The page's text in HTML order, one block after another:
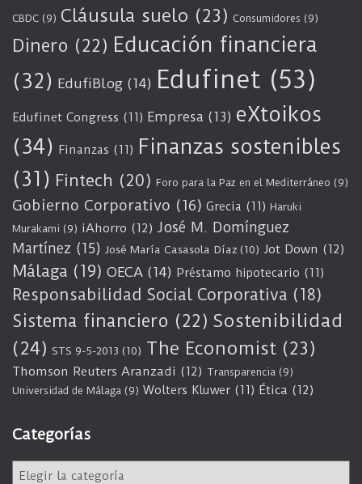
CBDC (9) Cláusula suelo (23) Consumidores (9)
Dinero (22) Educación financiera
(32) EdufiBlog (14) Edufinet (53)
Edufinet Congress (11) Empresa (13) eXtoikos
(34) Finanzas (11) Finanzas sostenibles
(31) Fintech (20) Foro para la Paz en el Mediterráneo (9)
Gobierno Corporativo (16) Grecia (11) Haruki
Murakami (9) iAhorro (12) José M. Domínguez
Martínez (15) José María Casasola Díaz (10) Jot Down (12)
Málaga (19) OECA (14) Préstamo hipotecario (11)
Responsabilidad Social Corporativa (18)
Sistema financiero (22) Sostenibilidad
(24) STS 9-5-2013 (10) The Economist (23)
Thomson Reuters Aranzadi (12) Transparencia (9)
Universidad de Málaga (9) Wolters Kluwer (11) Ética (12)
Categorías